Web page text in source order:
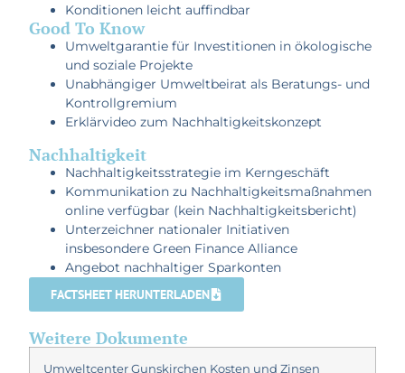
Konditionen leicht auffindbar
Good To Know
Umweltgarantie für Investitionen in ökologische
und soziale Projekte
Unabhängiger Umweltbeirat als Beratungs- und
Kontrollgremium
Erklärvideo zum Nachhaltigkeitskonzept
Nachhaltigkeit
Nachhaltigkeitsstrategie im Kerngeschäft
Kommunikation zu Nachhaltigkeitsmaßnahmen
online verfügbar (kein Nachhaltigkeitsbericht)
Unterzeichner nationaler Initiativen
insbesondere Green Finance Alliance
Angebot nachhaltiger Sparkonten
FACTSHEET HERUNTERLADEN
Weitere Dokumente
Umweltcenter Gunskirchen Kosten und Zinsen